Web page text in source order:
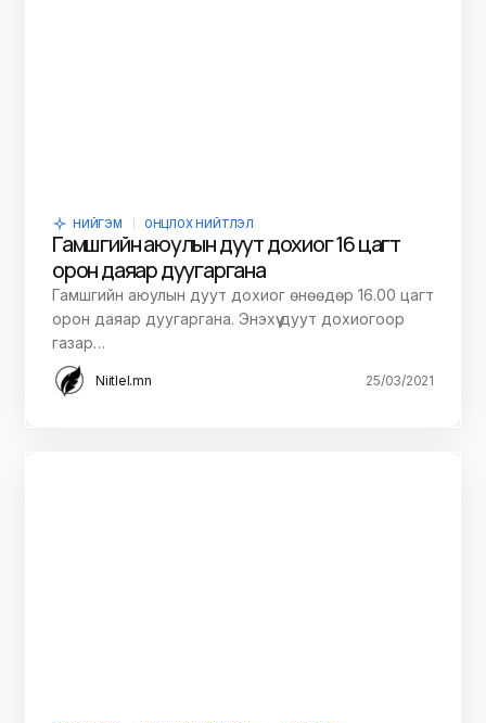
НИЙГЭМ ОНЦЛОХ НИЙТЛЭЛ
Гамшгийн аюулын дуут дохиог 16 цагт
орон даяар дуугаргана
Гамшгийн аюулын дуут дохиог өнөөдөр 16.00 цагт
орон даяар дуугаргана. Энэхүү дуут дохиогоор
газар…
Niitlel.mn 25/03/2021